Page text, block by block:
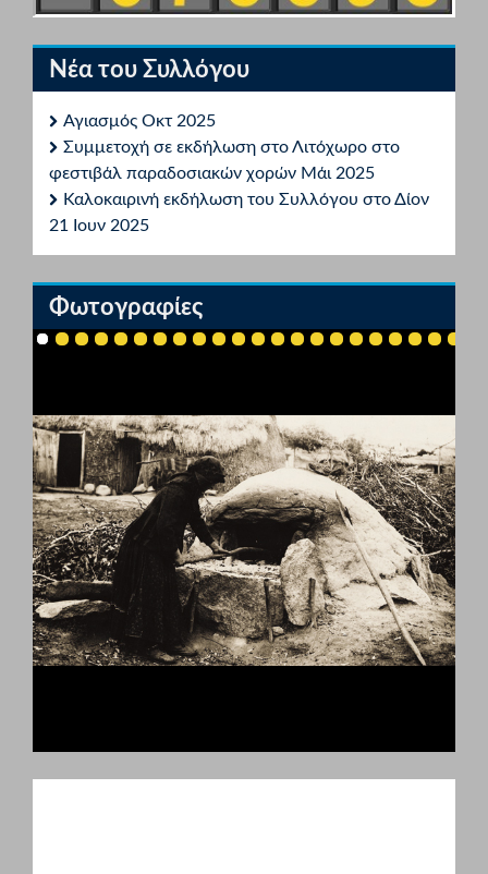
Νέα του Συλλόγου
Αγιασμός Οκτ 2025
Συμμετοχή σε εκδήλωση στο Λιτόχωρο στο
φεστιβάλ παραδοσιακών χορών Μάι 2025
Καλοκαιρινή εκδήλωση του Συλλόγου στο Δίον
21 Ιουν 2025
Φωτογραφίες